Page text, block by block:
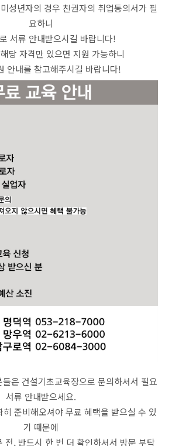
성년자의 경우 친권자의 취업동의서가 필
요하니
서류 안내받으시길 바랍니다!
당 자격만 있으면 지원 가능하니
안내를 참고해주시길 바랍니다!
은 건설기초교육장으로 문의하셔서 필요
서류 안내받으세요.
준비해오셔야 무료 혜택을 받으실 수 있
기 때문에
전, 반드시 한 번 더 확인하셔서 방문 부탁